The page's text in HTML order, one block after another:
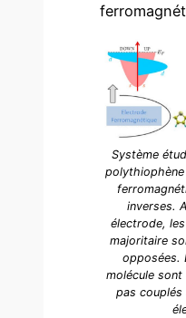
Système
inverses.
électrode,
majoritaire
opposées.
molécule
pas couplés